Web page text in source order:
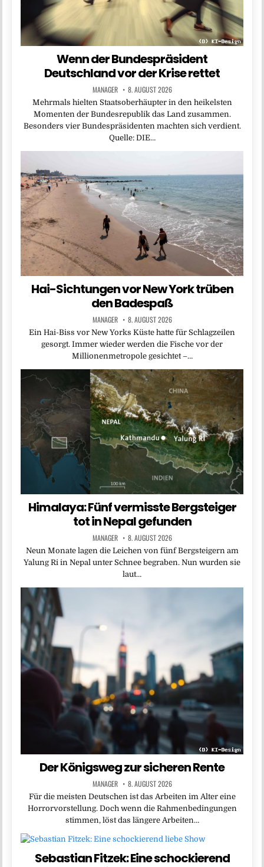
Wenn der Bundespräsident
Deutschland vor der Krise rettet
MANAGER 8. AUGUST 2026
Mehrmals hielten Staatsoberhäupter in den heikelsten
Momenten der Bundesrepublik das Land zusammen.
Besonders vier Bundespräsidenten machten sich verdient.
Quelle: DIE…
Hai-Sichtungen vor New York trüben
den Badespaß
MANAGER 8. AUGUST 2026
Ein Hai-Biss vor New Yorks Küste hatte für Schlagzeilen
gesorgt. Immer wieder werden die Fische vor der
Millionenmetropole gesichtet –…
Himalaya: Fünf vermisste Bergsteiger
tot in Nepal gefunden
MANAGER 8. AUGUST 2026
Neun Monate lagen die Leichen von fünf Bergsteigern am
Yalung Ri in Nepal unter Schnee begraben. Nun wurden sie
laut…
Der Königsweg zur sicheren Rente
MANAGER 8. AUGUST 2026
Für die meisten Deutschen ist das Arbeiten im Alter eine
Horrorvorstellung. Doch wenn die Rahmenbedingungen
stimmen, löst das längere Arbeiten…
Sebastian Fitzek: Eine schockierend